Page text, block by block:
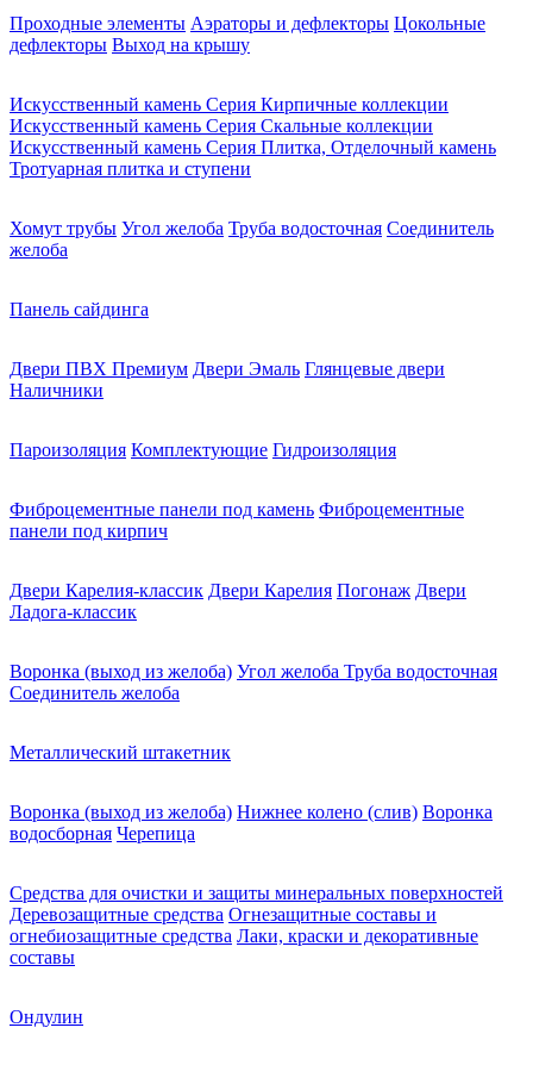
Проходные элементы Аэраторы и дефлекторы Цокольные
дефлекторы Выход на крышу
Искусственный камень Серия Кирпичные коллекции
Искусственный камень Серия Скальные коллекции
Искусственный камень Серия Плитка, Отделочный камень
Тротуарная плитка и ступени
Хомут трубы Угол желоба Труба водосточная Соединитель
желоба
Панель сайдинга
Двери ПВХ Премиум Двери Эмаль Глянцевые двери
Наличники
Пароизоляция Комплектующие Гидроизоляция
Фиброцементные панели под камень Фиброцементные
панели под кирпич
Двери Карелия-классик Двери Карелия Погонаж Двери
Ладога-классик
Воронка (выход из желоба) Угол желоба Труба водосточная
Соединитель желоба
Металлический штакетник
Воронка (выход из желоба) Нижнее колено (слив) Воронка
водосборная Черепица
Средства для очистки и защиты минеральных поверхностей
Деревозащитные средства Огнезащитные составы и
огнебиозащитные средства Лаки, краски и декоративные
составы
Ондулин